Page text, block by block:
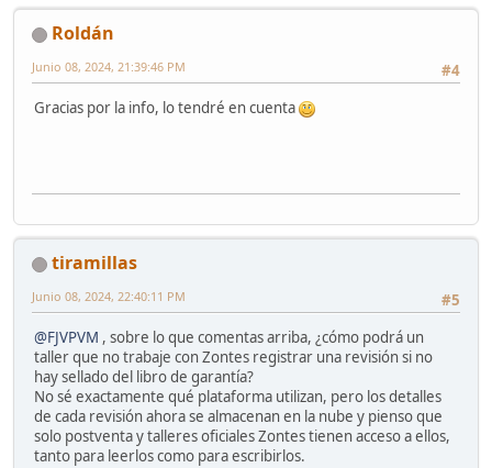
Roldán
#4
Junio 08, 2024, 21:39:46 PM
Gracias por la info, lo tendré en cuenta
tiramillas
#5
Junio 08, 2024, 22:40:11 PM
@FJVPVM , sobre lo que comentas arriba, ¿cómo podrá un
taller que no trabaje con Zontes registrar una revisión si no
hay sellado del libro de garantía?
No sé exactamente qué plataforma utilizan, pero los detalles
de cada revisión ahora se almacenan en la nube y pienso que
solo postventa y talleres oficiales Zontes tienen acceso a ellos,
tanto para leerlos como para escribirlos.